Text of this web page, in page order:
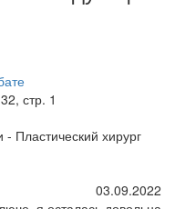
стр. 1
Пластический хирург
03.09.2022